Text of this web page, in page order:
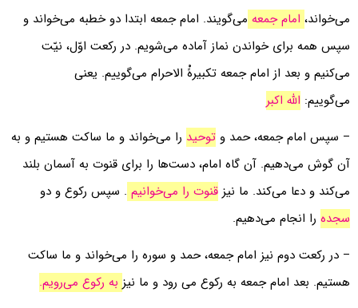
می‌خواند، امام جمعه می‌گویند. امام جمعه ابتدا دو خطبه می‌خواند و
سپس همه برای خواندن نماز آماده می‌شویم. در رکعت اوّل، نیّت
می‌کنیم و بعد از امام جمعه تکبیرهًْ الاحرام می‌گوییم. یعنی
می‌گوییم: الله اکبر
– سپس امام جمعه، حمد و توحید را می‌خواند و ما ساکت هستیم و به
آن گوش می‌دهیم. آن گاه امام، دست‌ها را برای قنوت به آسمان بلند
می‌کند و دعا می‌کند. ما نیز قنوت را می‌خوانیم . سپس رکوع و دو
سجده را انجام می‌دهیم.
– در رکعت دوم نیز امام جمعه، حمد و سوره را می‌خواند و ما ساکت
هستیم. بعد امام جمعه به رکوع می رود و ما نیز به رکوع می‌رویم.